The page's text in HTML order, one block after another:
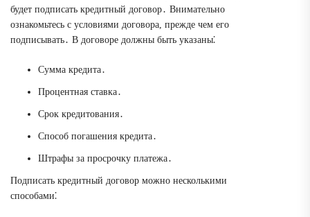
будет подписать кредитный договор․ Внимательно
ознакомьтесь с условиями договора, прежде чем его
подписывать․ В договоре должны быть указаны⁚
Сумма кредита․
Процентная ставка․
Срок кредитования․
Способ погашения кредита․
Штрафы за просрочку платежа․
Подписать кредитный договор можно несколькими
способами⁚